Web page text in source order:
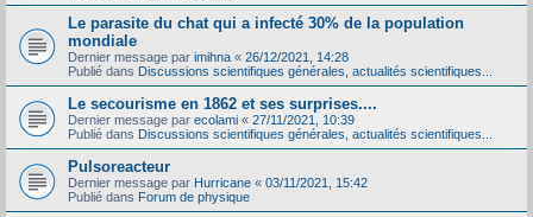
Le parasite du chat qui a infecté 30% de la population
mondiale
Dernier message par imihna « 26/12/2021, 14:28
Publié dans Discussions scientifiques générales, actualités scientifiques...
Le secourisme en 1862 et ses surprises....
Dernier message par ecolami « 27/11/2021, 10:39
Publié dans Discussions scientifiques générales, actualités scientifiques...
Pulsoreacteur
Dernier message par Hurricane « 03/11/2021, 15:42
Publié dans Forum de physique